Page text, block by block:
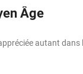
Âge
autant dans